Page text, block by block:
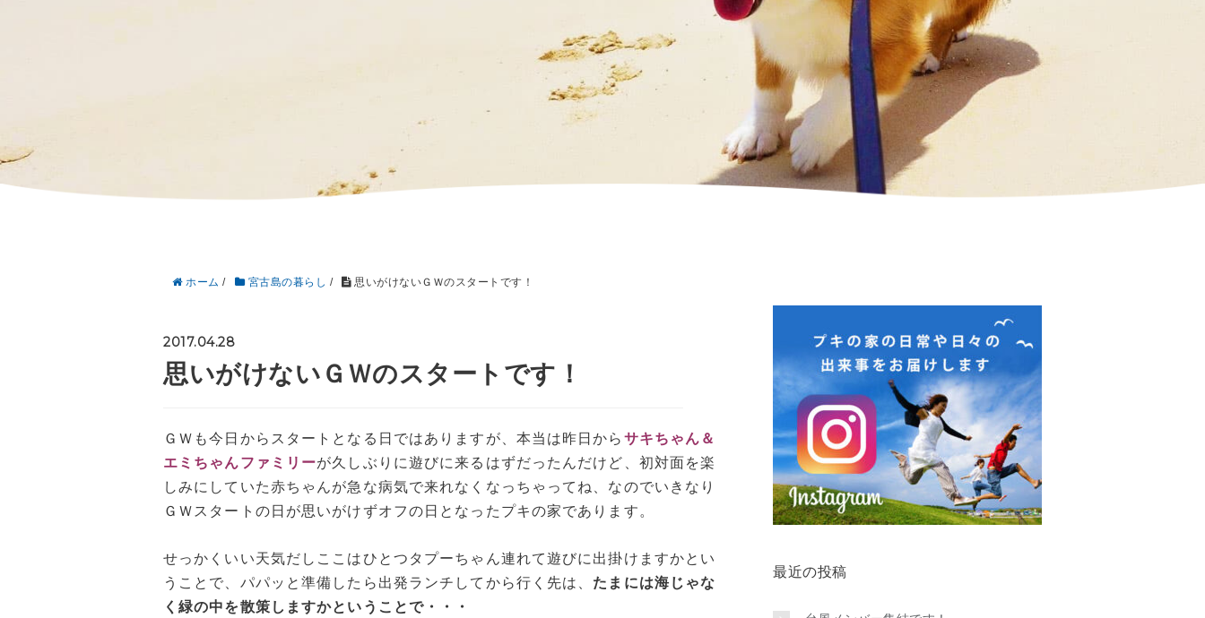
ホーム / 宮古島の暮らし / 思いがけないＧＷのスタートです！
2017.04.28
思いがけないＧＷのスタートです！
ＧＷも今日からスタートとなる日ではありますが、本当は昨日から サキちゃん＆
エミちゃんファミリーが久しぶりに遊びに来るはずだったんだけど、初対面を楽
しみにしていた赤ちゃんが急な病気で来れなくなっちゃってね、なのでいきなり
ＧＷスタートの日が思いがけずオフの日となったプキの家であります。
せっかくいい天気だしここはひとつタプーちゃん連れて遊びに出掛けますかとい
うことで、パパッと準備したら出発ランチしてから行く先は、 たまには海じゃな
く緑の中を散策しますかということで・・・
最近の投稿